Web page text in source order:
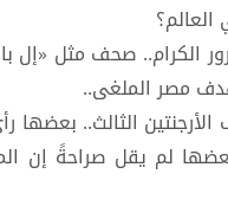
الكرام.. صحف مثل
مصر الملغى..
الثالث..
لم يقل صراحةً إن